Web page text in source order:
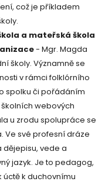
což je příkladem
a mateřská škola
- Mgr. Magda
školy. Významně se
v rámci folklórního
spolku či pořádáním
webových
u zrodu spolupráce se
Ve své profesní dráze
dějepisu, vede a
jazyk. Je to pedagog,
úctě k duchovnímu